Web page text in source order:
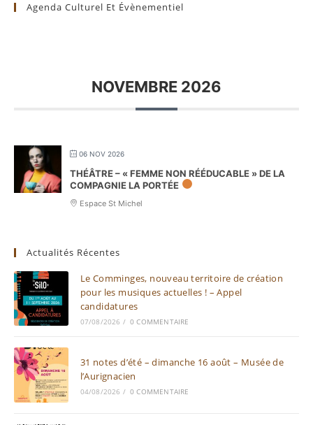
Agenda Culturel Et Évènementiel
NOVEMBRE 2026
06 NOV 2026
THÉÂTRE – « FEMME NON RÉÉDUCABLE » DE LA
COMPAGNIE LA PORTÉE
Espace St Michel
Actualités Récentes
Le Comminges, nouveau territoire de création
pour les musiques actuelles ! – Appel
candidatures
07/08/2026 / 0 COMMENTAIRE
31 notes d’été – dimanche 16 août – Musée de
l’Aurignacien
04/08/2026 / 0 COMMENTAIRE